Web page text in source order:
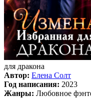
для дракона
Автор: Елена Солт
Год написания: 2023
Жанры: Любовное